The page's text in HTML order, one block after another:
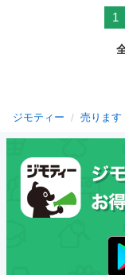
1
ジモティー 売ります